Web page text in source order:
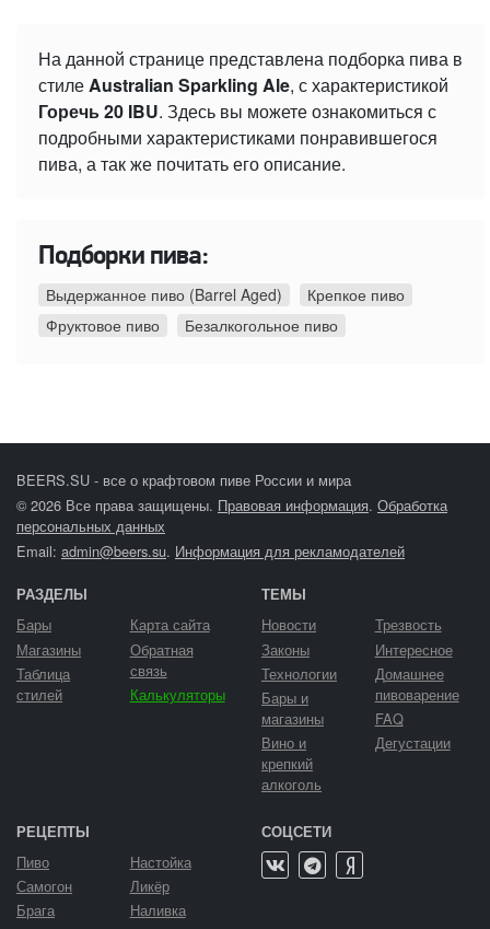
На данной странице представлена подборка пива в
стилеAustralian Sparkling Ale, с характеристикой
Горечь 20 IBU. Здесь вы можете ознакомиться с
подробными характеристиками понравившегося
пива, а так же почитать его описание.
Подборки пива:
Выдержанное пиво (Barrel Aged)
Крепкое пиво
Фруктовое пиво
Безалкогольное пиво
BEERS.SU - все о крафтовом пиве России и мира
© 2026 Все права защищены. Правовая информация. Обработка
персональных данных
Email: admin@beers.su. Информация для рекламодателей
РАЗДЕЛЫ
Бары
Магазины
Таблица
стилей
Карта сайта
Обратная
связь
Калькуляторы
ТЕМЫ
Новости
Законы
Технологии
Бары и
магазины
Вино и
крепкий
алкоголь
Трезвость
Интересное
Домашнее
пивоварение
FAQ
Дегустации
РЕЦЕПТЫ
Пиво
Самогон
Брага
Настойка
Ликёр
Наливка
СОЦСЕТИ